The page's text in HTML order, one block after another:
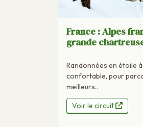
France : Alpes
grande
Randonnées en étoile
confortable, pour
meilleurs..
Voir le circuit